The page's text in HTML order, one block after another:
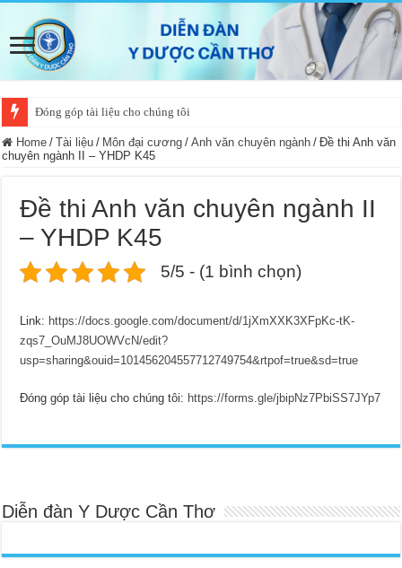
Đóng góp tài liệu cho chúng tôi
Home / Tài liệu / Môn đại cương / Anh văn chuyên ngành / Đề thi Anh văn
chuyên ngành II – YHDP K45
Đề thi Anh văn chuyên ngành II
– YHDP K45
5/5 - (1 bình chọn)
Link: https://docs.google.com/document/d/1jXmXXK3XFpKc-tK-
zqs7_OuMJ8UOWVcN/edit?
usp=sharing&ouid=101456204557712749754&rtpof=true&sd=true
Đóng góp tài liệu cho chúng tôi: https://forms.gle/jbipNz7PbiSS7JYp7
Diễn đàn Y Dược Cần Thơ